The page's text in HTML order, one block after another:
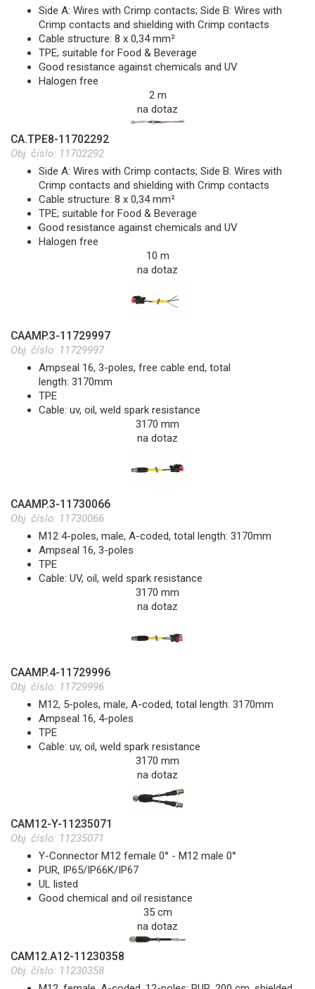
Side A: Wires with Crimp contacts; Side B: Wires with
Crimp contacts and shielding with Crimp contacts
Cable structure: 8 x 0,34 mm²
TPE; suitable for Food & Beverage
Good resistance against chemicals and UV
Halogen free
2 m
na dotaz
CA.TPE8-11702292
Obj. číslo: 11702292
Side A: Wires with Crimp contacts; Side B: Wires with
Crimp contacts and shielding with Crimp contacts
Cable structure: 8 x 0,34 mm²
TPE; suitable for Food & Beverage
Good resistance against chemicals and UV
Halogen free
10 m
na dotaz
CAAMP.3-11729997
Obj. číslo: 11729997
Ampseal 16, 3-poles, free cable end, total
length: 3170mm
TPE
Cable: uv, oil, weld spark resistance
3170 mm
na dotaz
CAAMP.3-11730066
Obj. číslo: 11730066
M12 4-poles, male, A-coded, total length: 3170mm
Ampseal 16, 3-poles
TPE
Cable: UV, oil, weld spark resistance
3170 mm
na dotaz
CAAMP.4-11729996
Obj. číslo: 11729996
M12, 5-poles, male, A-coded, total length: 3170mm
Ampseal 16, 4-poles
TPE
Cable: uv, oil, weld spark resistance
3170 mm
na dotaz
CAM12-Y-11235071
Obj. číslo: 11235071
Y-Connector M12 female 0° - M12 male 0°
PUR, IP65/IP66K/IP67
UL listed
Good chemical and oil resistance
35 cm
na dotaz
CAM12.A12-11230358
Obj. číslo: 11230358